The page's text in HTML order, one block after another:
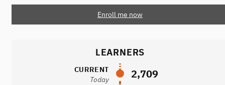
Enroll me now
LEARNERS
CURRENT
Today
2,709